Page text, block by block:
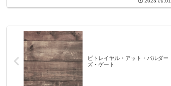
ビトレイヤル・アット・バルダー
ズ・ゲート